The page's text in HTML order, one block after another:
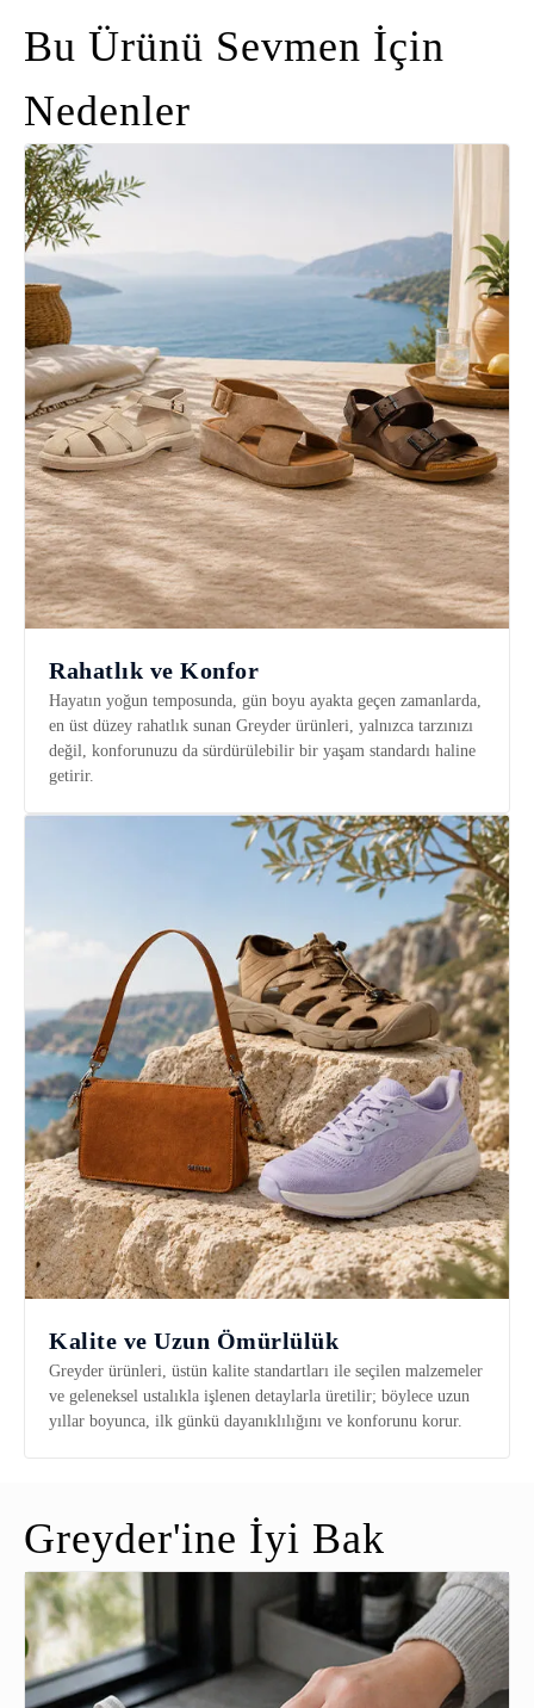
Bu Ürünü Sevmen İçin
Nedenler
Rahatlık ve Konfor
Hayatın yoğun temposunda, gün boyu ayakta geçen zamanlarda,
en üst düzey rahatlık sunan Greyder ürünleri, yalnızca tarzınızı
değil, konforunuzu da sürdürülebilir bir yaşam standardı haline
getirir.
Kalite ve Uzun Ömürlülük
Greyder ürünleri, üstün kalite standartları ile seçilen malzemeler
ve geleneksel ustalıkla işlenen detaylarla üretilir; böylece uzun
yıllar boyunca, ilk günkü dayanıklılığını ve konforunu korur.
Greyder'ine İyi Bak